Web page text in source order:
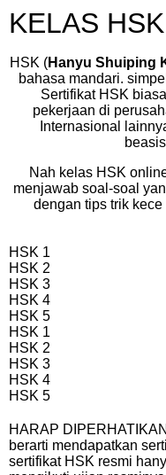
KELAS
HSK (Hanyu Shuiping
bahasa mandari.
Sertifikat HSK
pekerjaan di
Internasional
Nah kelas HSK
menjawab soal-soal
dengan tips trik
HSK 1
HSK 2
HSK 3
HSK 4
HSK 5
HSK 1
HSK 2
HSK 3
HSK 4
HSK 5
HARAP DIPERHATIKAN
berarti mendapatkan
sertifikat HSK resmi